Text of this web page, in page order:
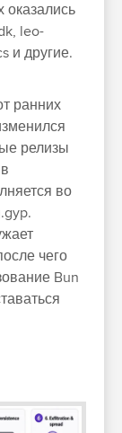
оказались
leo-
и другие.
ранних
релизы
во
чего
Bun